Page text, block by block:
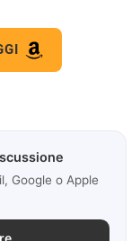
Google o Apple